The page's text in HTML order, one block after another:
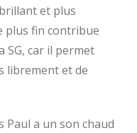
et plus
plus fin contribue
SG, car il permet
librement et de
Paul a un son chaud